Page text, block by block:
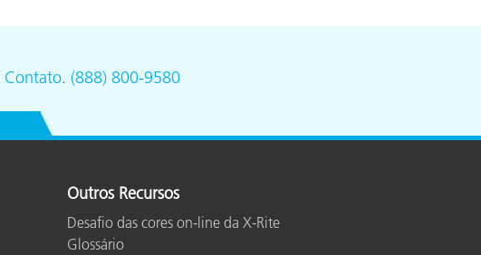
Contato. (888) 800-9580
Outros Recursos
Desafio das cores on-line da X-Rite
Glossário